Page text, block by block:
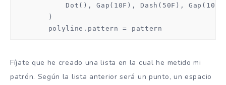
            Dot(), Gap(10F), Dash(50F), Gap(10F)
        )
        polyline.pattern = pattern
Fíjate que he creado una lista en la cual he metido mi
patrón. Según la lista anterior será un punto, un espacio